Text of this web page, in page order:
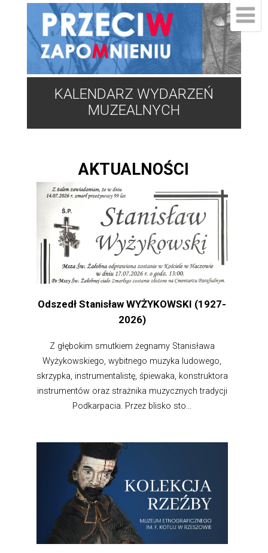
KALENDARZ WYDARZEŃ
MUZEALNYCH
AKTUALNOŚCI
Odszedł Stanisław WYŻYKOWSKI (1927-
2026)
Z głębokim smutkiem żegnamy Stanisława
Wyżykowskiego, wybitnego muzyka ludowego,
skrzypka, instrumentalistę, śpiewaka, konstruktora
instrumentów oraz strażnika muzycznych tradycji
Podkarpacia. Przez blisko sto...